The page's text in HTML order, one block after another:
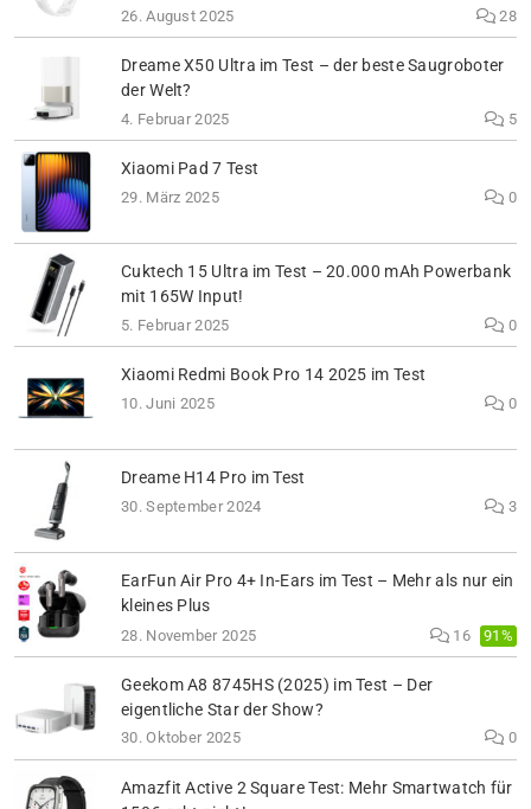
26. August 2025 28
Dreame X50 Ultra im Test – der beste Saugroboter
der Welt?
4. Februar 2025 5
Xiaomi Pad 7 Test
29. März 2025 0
Cuktech 15 Ultra im Test – 20.000 mAh Powerbank
mit 165W Input!
5. Februar 2025 0
Xiaomi Redmi Book Pro 14 2025 im Test
10. Juni 2025 0
Dreame H14 Pro im Test
30. September 2024 3
EarFun Air Pro 4+ In-Ears im Test – Mehr als nur ein
kleines Plus
28. November 2025 16 91%
Geekom A8 8745HS (2025) im Test – Der
eigentliche Star der Show?
30. Oktober 2025 0
Amazfit Active 2 Square Test: Mehr Smartwatch für